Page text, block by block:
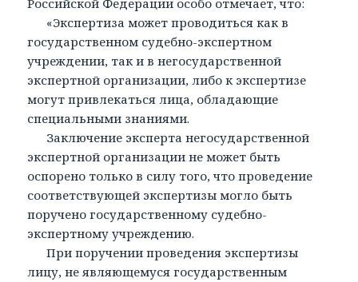
Российской Федерации особо отмечает, что:
«Экспертиза может проводиться как в
государственном судебно-экспертном
учреждении, так и в негосударственной
экспертной организации, либо к экспертизе
могут привлекаться лица, обладающие
специальными знаниями.
Заключение эксперта негосударственной
экспертной организации не может быть
оспорено только в силу того, что проведение
соответствующей экспертизы могло быть
поручено государственному судебно-
экспертному учреждению.
При поручении проведения экспертизы
лицу, не являющемуся государственным